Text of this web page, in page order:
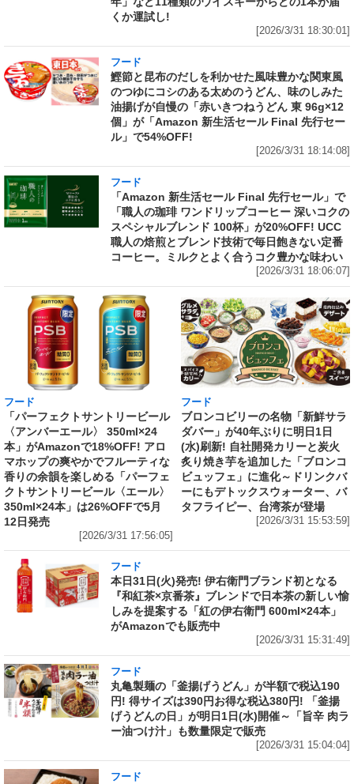
くか運試し!
[2026/3/31 18:30:01]
フード
鰹節と昆布のだしを利かせた風味豊かな関東風
のつゆにコシのある太めのうどん、味のしみた
油揚げが自慢の「赤いきつねうどん 東 96g×12
個」が「Amazon 新生活セール Final 先行セー
ル」で54%OFF!
[2026/3/31 18:14:08]
フード
「Amazon 新生活セール Final 先行セール」で
「職人の珈琲 ワンドリップコーヒー 深いコクの
スペシャルブレンド 100杯」が20%OFF! UCC
職人の焙煎とブレンド技術で毎日飽きない定番
コーヒー。ミルクとよく合うコク豊かな味わい
[2026/3/31 18:06:07]
フード
「パーフェクトサントリービール
〈アンバーエール〉 350ml×24
本」がAmazonで18%OFF! アロ
マホップの爽やかでフルーティな
香りの余韻を楽しめる「パーフェ
クトサントリービール〈エール〉
350ml×24本」は26%OFFで5月
12日発売
[2026/3/31 17:56:05]
フード
ブロンコビリーの名物「新鮮サラ
ダバー」が40年ぶりに明日1日
(水)刷新! 自社開発カリーと炭火
炙り焼き芋を追加した「ブロンコ
ビュッフェ」に進化～ドリンクバ
ーにもデトックスウォーター、バ
タフライピー、台湾茶が登場
[2026/3/31 15:53:59]
フード
本日31日(火)発売! 伊右衛門ブランド初となる
『和紅茶×京番茶』ブレンドで日本茶の新しい愉
しみを提案する「紅の伊右衛門 600ml×24本」
がAmazonでも販売中
[2026/3/31 15:31:49]
フード
丸亀製麺の「釜揚げうどん」が半額で税込190
円! 得サイズは390円お得な税込380円! 「釜揚
げうどんの日」が明日1日(水)開催～「旨辛 肉ラ
ー油つけ汁」も数量限定で販売
[2026/3/31 15:04:04]
フード